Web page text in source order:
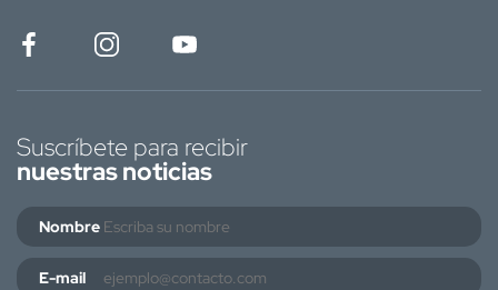
Suscríbete para recibir
nuestras noticias
Nombre
E-mail